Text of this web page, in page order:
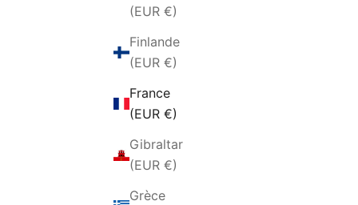
(EUR €)
Finlande
(EUR €)
France
(EUR €)
Gibraltar
(EUR €)
Grèce
COLLIER EN MORGANITE
NATURELLE MULTICOLORE